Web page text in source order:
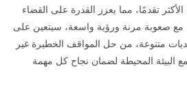
تقدمًا، مما يعزز القدرة على القضاء
مع صعوبة مرنة ورؤية واسعة، سيتعين على
متنوعة، من حل المواقف الخطيرة غير
البيئة المحيطة لضمان نجاح كل مهمة